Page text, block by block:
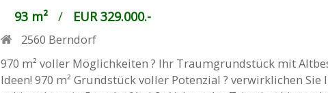
93 m²/ EUR 329.000.-
2560 Berndorf
970 m² voller Möglichkeiten ? Ihr Traumgrundstück mit
Ideen! 970 m² Grundstück voller Potenzial ? verwirklichen